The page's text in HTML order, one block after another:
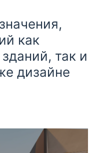
как
так и
дизайне